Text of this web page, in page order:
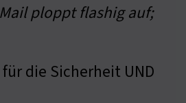
ploppt flashig auf;
die Sicherheit UND